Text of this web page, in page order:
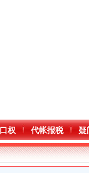
权 代帐报税 疑